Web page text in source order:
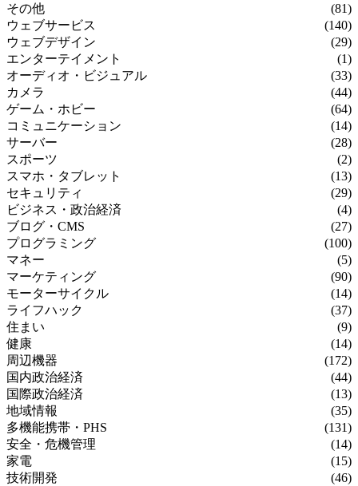
その他
(81)
ウェブサービス
(140)
ウェブデザイン
(29)
エンターテイメント
(1)
オーディオ・ビジュアル
(33)
カメラ
(44)
ゲーム・ホビー
(64)
コミュニケーション
(14)
サーバー
(28)
スポーツ
(2)
スマホ・タブレット
(13)
セキュリティ
(29)
ビジネス・政治経済
(4)
ブログ・CMS
(27)
プログラミング
(100)
マネー
(5)
マーケティング
(90)
モーターサイクル
(14)
ライフハック
(37)
住まい
(9)
健康
(14)
周辺機器
(172)
国内政治経済
(44)
国際政治経済
(13)
地域情報
(35)
多機能携帯・PHS
(131)
安全・危機管理
(14)
家電
(15)
技術開発
(46)